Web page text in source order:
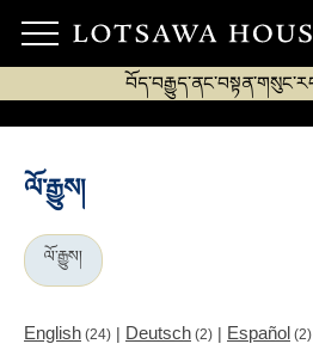
ལོ་རྒྱུས།
ལོ་རྒྱུས།
English (24) | Deutsch (2) | Español (2)